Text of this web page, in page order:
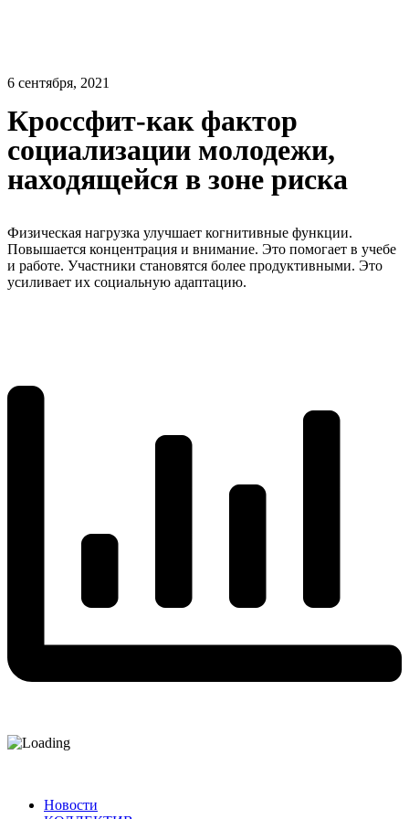
6 сентября, 2021
Кроссфит-как фактор
социализации молодежи,
находящейся в зоне риска
Физическая нагрузка улучшает когнитивные функции.
Повышается концентрация и внимание. Это помогает в учебе
и работе. Участники становятся более продуктивными. Это
усиливает их социальную адаптацию.
Новости